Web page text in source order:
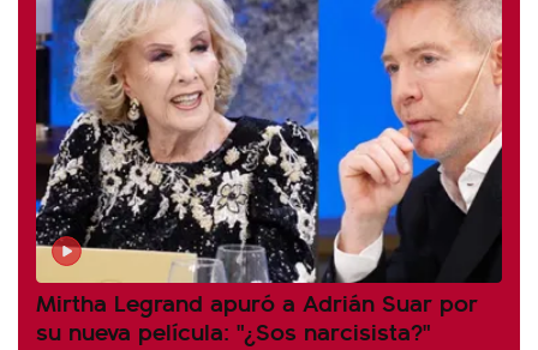
Mirtha Legrand apuró a Adrián Suar por
su nueva película: "¿Sos narcisista?"